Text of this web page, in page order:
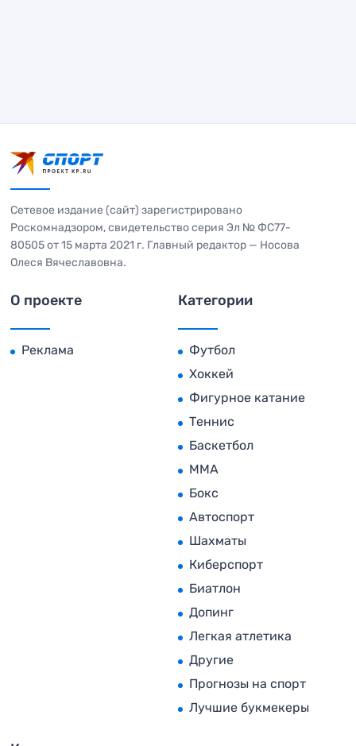
Сетевое издание (сайт) зарегистрировано
Роскомнадзором, свидетельство серия Эл № ФС77-
80505 от 15 марта 2021 г. Главный редактор — Носова
Олеся Вячеславовна.
О проекте
Реклама
Категории
Футбол
Хоккей
Фигурное катание
Теннис
Баскетбол
MMA
Бокс
Автоспорт
Шахматы
Киберспорт
Биатлон
Допинг
Легкая атлетика
Другие
Прогнозы на спорт
Лучшие букмекеры